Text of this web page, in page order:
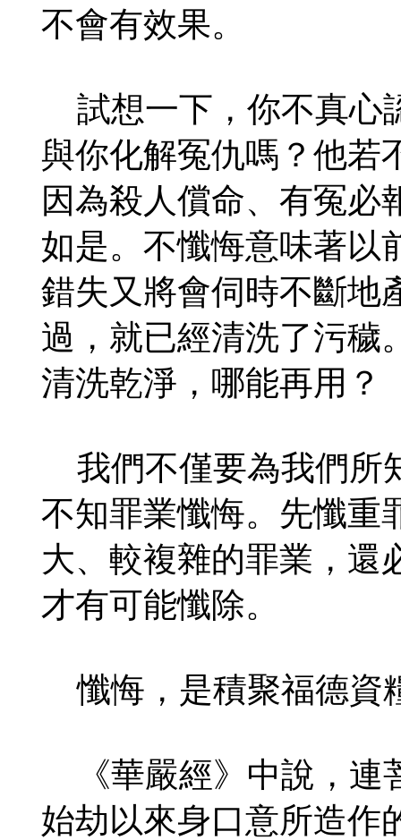
不會有效果。
試想一下，你不真心
與你化解冤仇嗎？他若
因為殺人償命、有冤必
如是。不懺悔意味著以
錯失又將會伺時不斷地
過，就已經清洗了污穢
清洗乾淨，哪能再用？
我們不僅要為我們所
不知罪業懺悔。先懺重
大、較複雜的罪業，還
才有可能懺除。
懺悔，是積聚福德資
《華嚴經》中說，連
始劫以來身口意所造作